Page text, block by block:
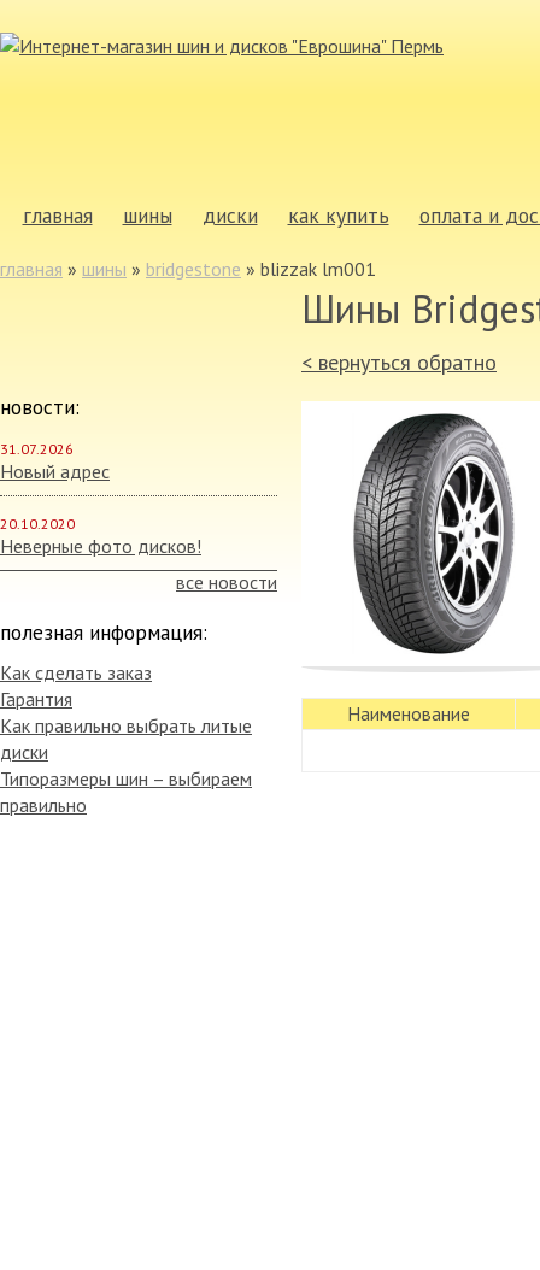
главная шины диски как купить оплата и
главная » шины » bridgestone » blizzak lm001
новости:
31.07.2026
Новый адрес
20.10.2020
Неверные фото дисков!
все новости
полезная информация:
Как сделать заказ
Гарантия
Как правильно выбрать литые
диски
Типоразмеры шин – выбираем
правильно
Шины
< вернуться обратно
Наименование